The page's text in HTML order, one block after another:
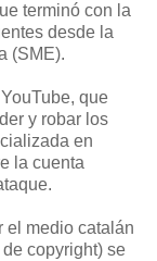
terminó con la
desde la
(SME).
que
y robar los
en
la cuenta
el medio catalán
copyright) se